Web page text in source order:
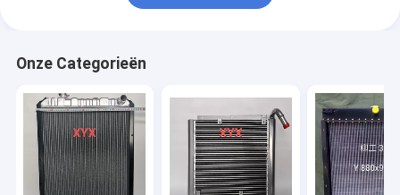
Onze Categorieën